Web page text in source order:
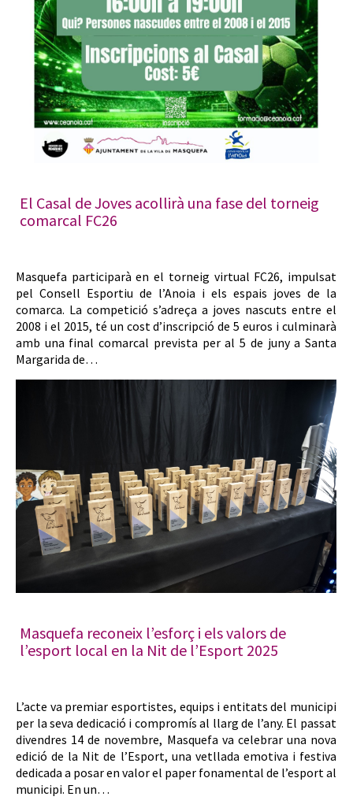
El Casal de Joves acollirà una fase del torneig
comarcal FC26
Masquefa participarà en el torneig virtual FC26, impulsat
pel Consell Esportiu de l’Anoia i els espais joves de la
comarca. La competició s’adreça a joves nascuts entre el
2008 i el 2015, té un cost d’inscripció de 5 euros i culminarà
amb una final comarcal prevista per al 5 de juny a Santa
Margarida de…
Masquefa reconeix l’esforç i els valors de
l’esport local en la Nit de l’Esport 2025
L’acte va premiar esportistes, equips i entitats del municipi
per la seva dedicació i compromís al llarg de l’any. El passat
divendres 14 de novembre, Masquefa va celebrar una nova
edició de la Nit de l’Esport, una vetllada emotiva i festiva
dedicada a posar en valor el paper fonamental de l’esport al
municipi. En un…